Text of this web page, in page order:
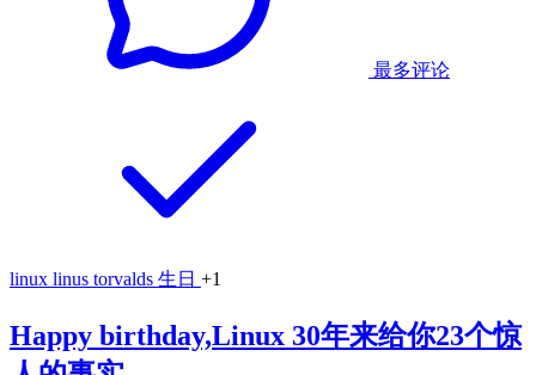
最多评论
linux linus torvalds 生日 +1
Happy birthday,Linux 30年来给你23个惊